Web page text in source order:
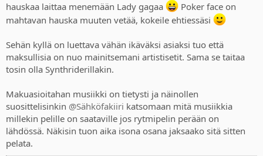
hauskaa laittaa menemään Lady gagaa
Poker face on
mahtavan hauska muuten vetää, kokeile ehtiessäsi
Sehän kyllä on luettava vähän ikäväksi asiaksi tuo että
maksullisia on nuo mainitsemani artistisetit. Sama se taitaa
tosin olla Synthriderillakin.
Makuasioitahan musiikki on tietysti ja näinollen
suosittelisinkin @Sähköfakiiri katsomaan mitä musiikkia
millekin pelille on saataville jos rytmipelin perään on
lähdössä. Näkisin tuon aika isona osana jaksaako sitä sitten
pelata.